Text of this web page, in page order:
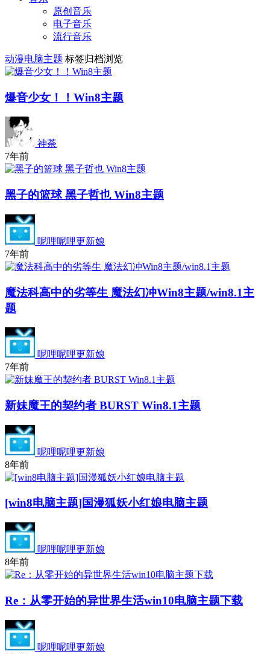
原创音乐
电子音乐
流行音乐
动漫电脑主题 标签归档浏览
爆音少女！！Win8主题
神荼
7年前
黑子的篮球 黑子哲也 Win8主题
呢哩呢哩更新娘
7年前
魔法科高中的劣等生 魔法幻冲Win8主题/win8.1主
题
呢哩呢哩更新娘
7年前
新妹魔王的契约者 BURST Win8.1主题
呢哩呢哩更新娘
8年前
[win8电脑主题]国漫狐妖小红娘电脑主题
呢哩呢哩更新娘
8年前
Re：从零开始的异世界生活win10电脑主题下载
呢哩呢哩更新娘